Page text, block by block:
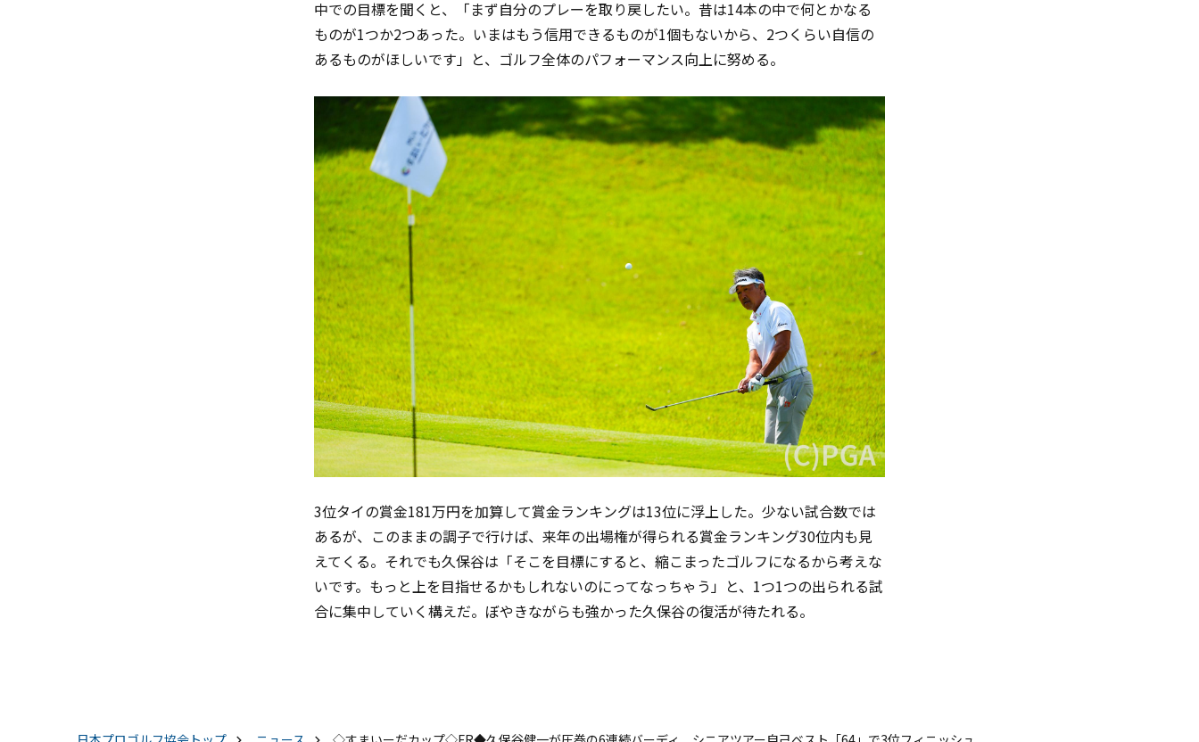
中での目標を聞くと、「まず自分のプレーを取り戻したい。昔は14本の中で何とかなる
ものが1つか2つあった。いまはもう信用できるものが1個もないから、 2つくらい自信の
あるものがほしいです」と、ゴルフ全体のパフォーマンス向上に努める。
3位タイの賞金181万円を加算して賞金ランキングは13位に浮上した。少ない試合数では
あるが、このままの調子で行けば、来年の出場権が得られる賞金ランキング30位内も見
えてくる。それでも久保谷は「そこを目標にすると、縮こまったゴルフになるから考えな
いです。もっと上を目指せるかもしれないのにってなっちゃう」と、 1つ1つの出られる試
合に集中していく構えだ。ぼやきながらも強かった久保谷の復活が待たれる。